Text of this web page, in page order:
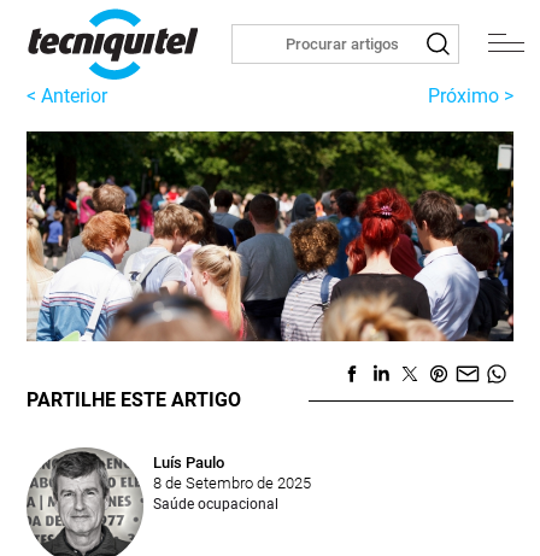
< Anterior Próximo >
PARTILHE ESTE ARTIGO
Luís Paulo
8 de Setembro de 2025
Saúde ocupacional